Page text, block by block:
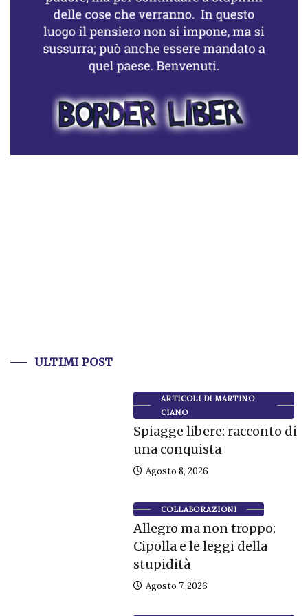
ULTIMI POST
ARTICOLI DI MARTINO
CIANO
Spiagge libere: racconto di
una conquista
Agosto 8, 2026
COLLABORAZIONI
Allegro ma non troppo:
Cipolla e le leggi della
stupidità
Agosto 7, 2026